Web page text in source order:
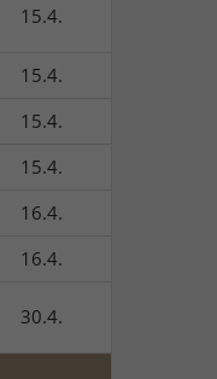
15.4.
15.4.
15.4.
15.4.
16.4.
16.4.
30.4.